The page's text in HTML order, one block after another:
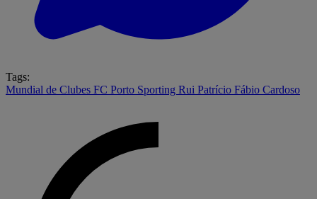
Tags:
Mundial de Clubes FC Porto Sporting Rui Patrício Fábio Cardoso